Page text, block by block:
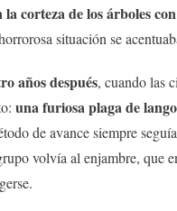
corteza de los árboles
situación se
años después, cuando las
una furiosa plaga de
de avance siempre
volvía al enjambre, que